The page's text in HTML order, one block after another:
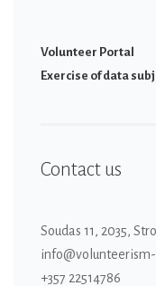
Volunteer Portal
Εxercise of data
Contact us
Soudas 11, 2035,
info@volunteerism-
+357 22514786